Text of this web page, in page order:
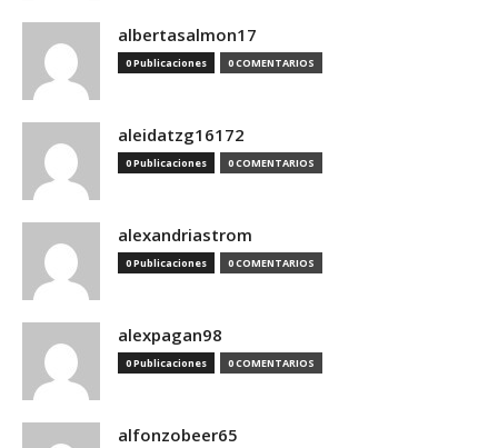
albertasalmon17
0 Publicaciones 0 COMENTARIOS
aleidatzg16172
0 Publicaciones 0 COMENTARIOS
alexandriastrom
0 Publicaciones 0 COMENTARIOS
alexpagan98
0 Publicaciones 0 COMENTARIOS
alfonzobeer65